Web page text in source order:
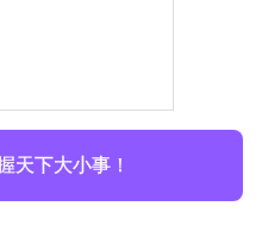
天下大小事！